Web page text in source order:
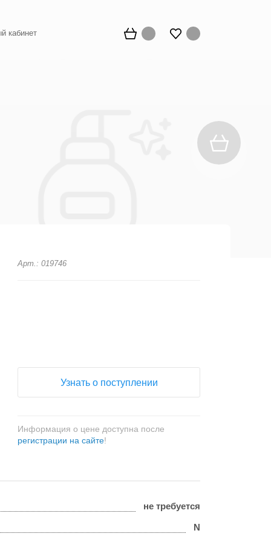
кабинет
Арт.: 019746
Узнать о поступлении
Информация о цене доступна после
регистрации на сайте!
не требуется
N